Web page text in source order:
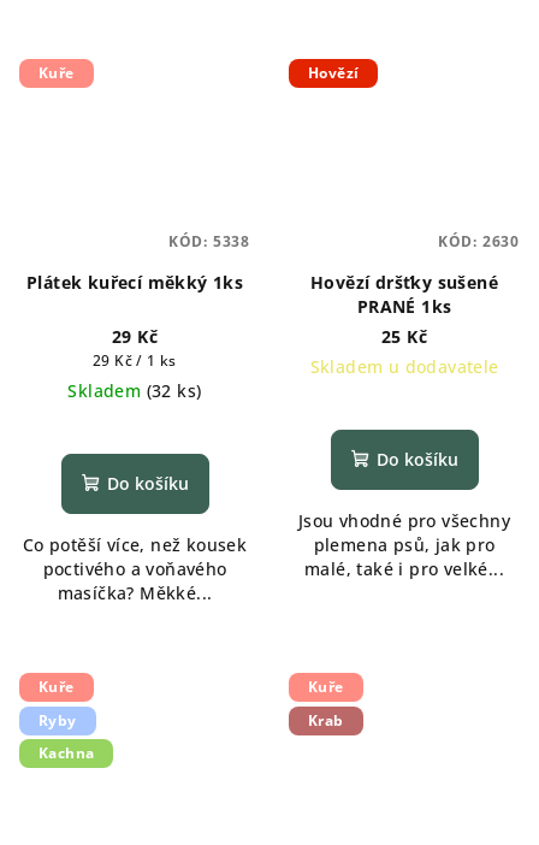
Kuře
Plátek kuřecí měkký 1ks
29 Kč
Měrná
cena:
29 Kč / 1 ks
Skladem (32 ks)
Do košíku
Co potěší více, než kousek
poctivého a voňavého
masíčka? Měkké...
KÓD: 5338
Hovězí
Hovězí dršťky sušené
PRANÉ 1ks
25 Kč
Skladem u dodavatele
Do košíku
Jsou vhodné pro všechny
plemena psů, jak pro
malé, také i pro velké...
KÓD: 2630
Kuře
Ryby
Kachna
Kuře
Krab